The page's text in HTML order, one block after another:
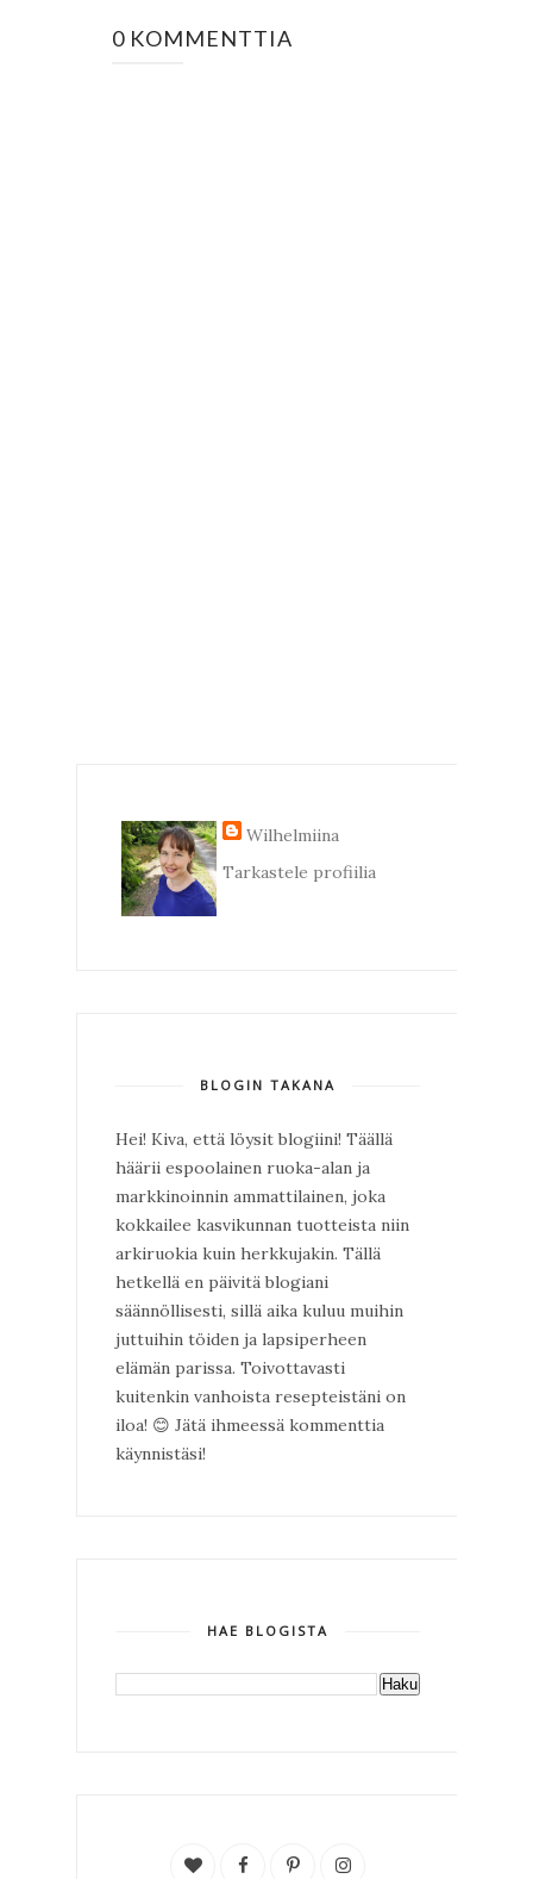
0 KOMMENTTIA
Wilhelmiina
Tarkastele profiilia
BLOGIN TAKANA
Hei! Kiva, että löysit blogiini! Täällä
häärii espoolainen ruoka-alan ja
markkinoinnin ammattilainen, joka
kokkailee kasvikunnan tuotteista niin
arkiruokia kuin herkkujakin. Tällä
hetkellä en päivitä blogiani
säännöllisesti, sillä aika kuluu muihin
juttuihin töiden ja lapsiperheen
elämän parissa. Toivottavasti
kuitenkin vanhoista resepteistäni on
iloa! 😊 Jätä ihmeessä kommenttia
käynnistäsi!
HAE BLOGISTA